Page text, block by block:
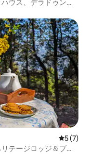
ウス、デラドゥンヒ
レビュー
5 (7)
テージロッジ＆ブレ